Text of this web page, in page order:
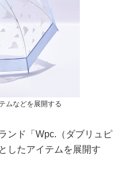
ムなどを展開する
ンド「Wpc.（ダブリュピ
したアイテムを展開す